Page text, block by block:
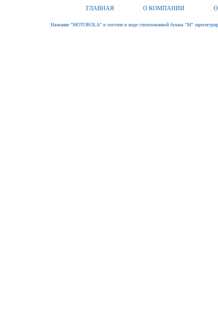
ГЛАВНАЯ О КОМПАНИИ
Название "MOTOROLA" и логотип в виде стилизованной буквы "M"